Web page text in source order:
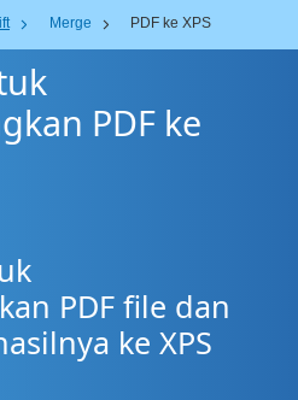
Merge PDF ke XPS
PDF ke
PDF file dan
ke XPS